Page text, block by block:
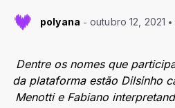
polyana outubro 12, 2021
Dentre os nomes que
da plataforma estão Dilsinho
Menotti e Fabiano